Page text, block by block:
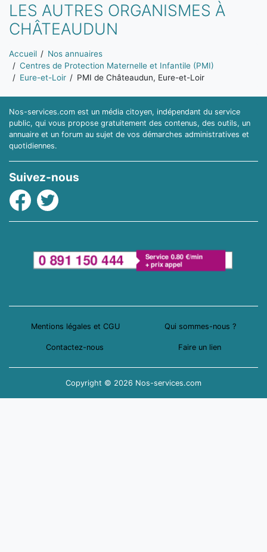
LES AUTRES ORGANISMES À
CHÂTEAUDUN
Vous êtes ici:
Accueil
Nos annuaires
Centres de Protection Maternelle et Infantile (PMI)
Eure-et-Loir
PMI de Châteaudun, Eure-et-Loir
Nos-services.com est un média citoyen, indépendant du service
public, qui vous propose gratuitement des contenus, des outils, un
annuaire et un forum au sujet de vos démarches administratives et
quotidiennes.
Suivez-nous
Facebook
Twitter
Mentions légales et CGU Qui sommes-nous ?
Contactez-nous Faire un lien
Copyright © 2026 Nos-services.com